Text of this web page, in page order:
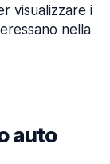
visualizzare i
nella
auto